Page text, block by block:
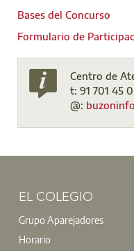
Bases del Concurso
Formulario de
Centro de
t: 91 701 45
@: buzoninfo
EL COLEGIO
Grupo Aparejadores
Horario